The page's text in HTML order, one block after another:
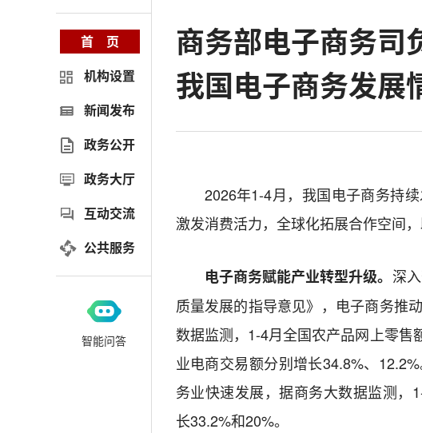
商务部电子商务司
我国电子商务发展
2026年1-4月，我国电子商务持
激发消费活力，全球化拓展合作空间
电子商务赋能产业转型升级。 深
质量发展的指导意见》，电子商务推
数据监测，1-4月全国农产品网上零
业电商交易额分别增长34.8%、
务业快速发展，据商务大数据监测，
长33.2%和20%。
首 页
机构设置
新闻发布
政务公开
政务大厅
互动交流
公共服务
智能问答